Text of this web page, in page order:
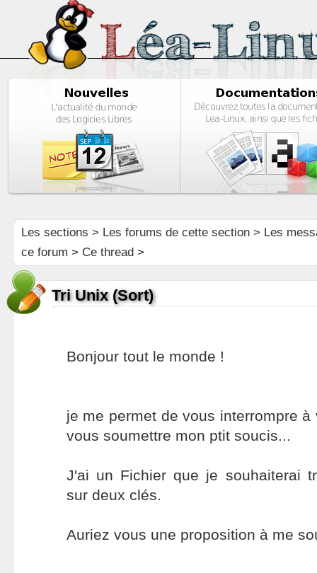
Les sections > Les forums de cette section> Les
ce forum > Ce thread >
Tri Unix (Sort)
Bonjour tout le monde !
je me permet de vous interrompre
vous soumettre mon ptit soucis...
J'ai un Fichier que je souhaiterai
sur deux clés.
Auriez vous une proposition à me